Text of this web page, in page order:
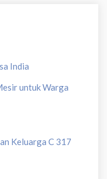
India
untuk Warga
Keluarga C 317